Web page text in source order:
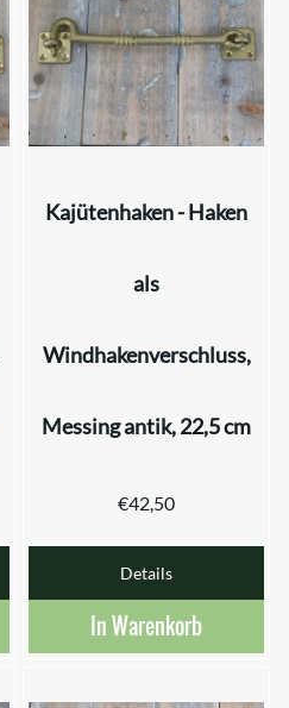
Kajütenhaken - Haken
als
Windhakenverschluss,
Messing antik, 22,5 cm
€42,50
Details
In Warenkorb